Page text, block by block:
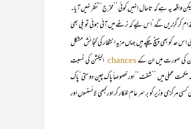
واقعہ یہ ہے کہ تاحال انہیں کوئی ’’مخرج‘‘نظر نہیں آیا۔
کر گزریں گے‘اس لیے کہ نرغے میں آئی ہوئی تو بلی بھی
اس حد کو بھی پہنچ چکے ہیں جہاں مزید انتظار کی گنجائش مشکل
کی صورت میں ان کےchances الیکشن کی نسبت
حکمت عملی میں ’’شفٹ‘‘ اور خصوصاً پاک چین دوستی‘پاک
مرکزی وزیر کو برسر عام للکار کر اور کبھی لائسنسوں اور